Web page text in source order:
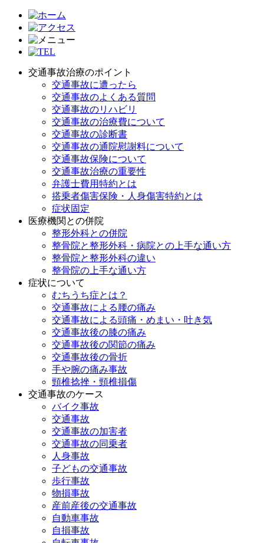
交通事故治療のポイント
交通事故に遭ったら
交通事故のよくある質問
交通事故のリハビリ
交通事故の治療費について
交通事故の診断書
交通事故の通院慰謝料について
交通事故保険について
交通事故治療の重要性
弁護士費用特約とは
搭乗者傷害保険・人身傷害特約とは
症状固定
医療機関との併院
整形外科との併院
整骨院と整形外科・病院との上手な通い方
整骨院と整形外科の違い
整骨院の上手な通い方
症状について
むちうち症とは？
交通事故による腰の痛み
交通事故による頭痛・めまい・吐き気
交通事故後の膝の痛み
交通事故後の関節の痛み
交通事故後の骨折
手や腕の痛み事故
頸椎捻挫・頸椎損傷
交通事故のケース
バイク事故
交通事故
交通事故の加害者
交通事故の同乗者
人身事故
子どもの交通事故
歩行事故
物損事故
産前産後の交通事故
自動車事故
自損事故